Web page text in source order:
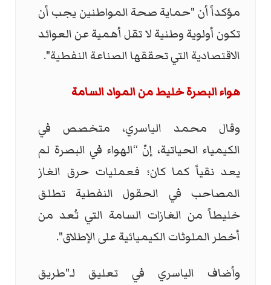
مؤكداً أن "حماية صحة المواطنين يجب أن
تكون أولوية وطنية لا تقل أهمية عن العوائد
الاقتصادية التي تحققها الصناعة النفطية".
هواء البصرة خليط من المواد السامة
وقال محمد الياسري، متخصص في
الكيمياء الحياتية، إنّ “الهواء في البصرة لم
يعد نقياً كما كان؛ فعمليات حرق الغاز
المصاحب في الحقول النفطية تطلق
خليطاً من الغازات السامة التي تُعد من
أخطر الملوثات الكيميائية على الإطلاق".
وأضاف الياسري في تعليق لـ"طريق